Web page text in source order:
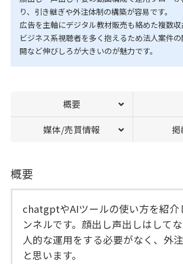
り、引き継ぎや外注体制の構築が容易です。
広告を主軸にデジタル教材販売も絡めた複数収
ビジネス系視聴者を多く抱えるため法人案件
開など伸びしろが大きいのが魅力です。
概要
媒体/売買情報 掲
概要
chatgptやAIツールの使い方を紹介
ンネルです。顔出し声出しはして
人的な運用をする必要がなく、外
と思います。